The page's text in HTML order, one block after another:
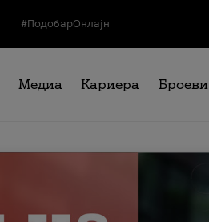
#ПодобарОнлајн
Медиа Кариера